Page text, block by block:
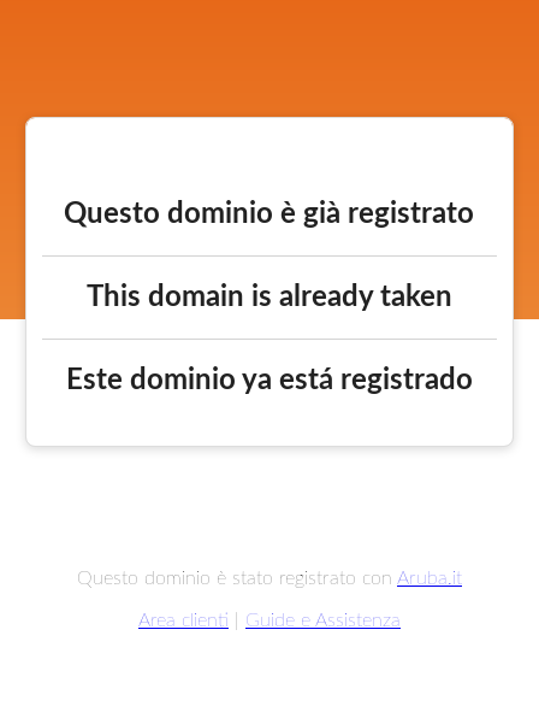
Questo dominio è già registrato
This domain is already taken
Este dominio ya está registrado
Questo dominio è stato registrato con Aruba.it
Area clienti Guide e Assistenza